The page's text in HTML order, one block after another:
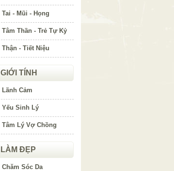
Tai - Mũi - Họng
Tâm Thần - Trẻ Tự Kỷ
Thận - Tiết Niệu
GIỚI TÍNH
Lãnh Cảm
Yếu Sinh Lý
Tâm Lý Vợ Chồng
LÀM ĐẸP
Chăm Sóc Da